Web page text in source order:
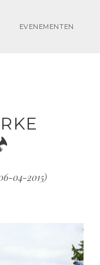
EVENEMENTEN
04-2015)